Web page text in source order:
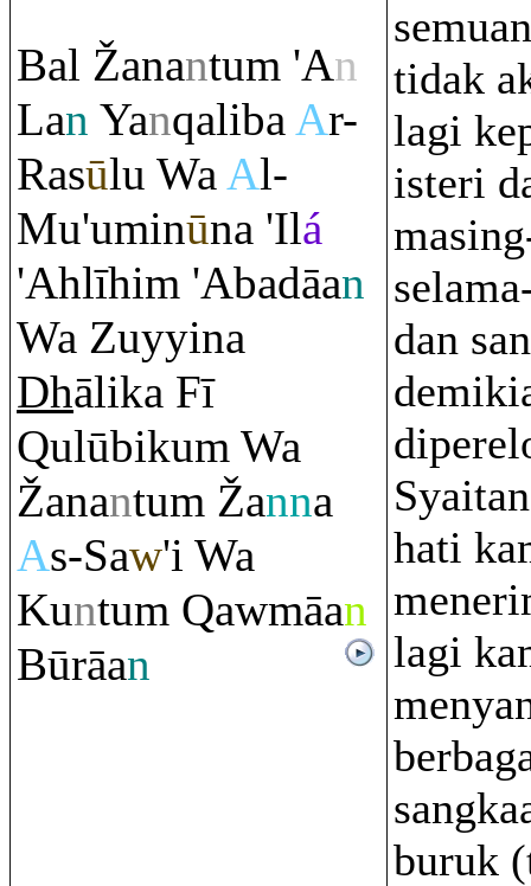
Bal Žanantum 'An
Lan YanqalibaAr-
Rasūlu WaAl-
Mu'uminūna 'Ilá
'Ahlīhim 'Abadāan
Wa Zuyyina
Dhālika Fī
Qulūbikum Wa
Žanantum Žanna
As-Saw'i Wa
Kuntum Qawmāan
Būrāan
tidak
lagi
isteri
dan
hati
lagi
buruk